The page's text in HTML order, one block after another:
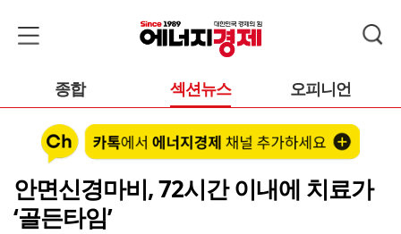
종합 섹션뉴스 오피니언
안면신경마비, 72시간 이내에 치료가
‘골든타임’